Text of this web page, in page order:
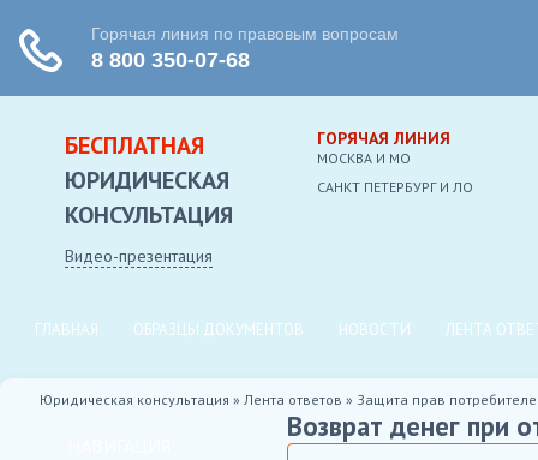
БЕСПЛАТНАЯ
ЮРИДИЧЕСКАЯ
КОНСУЛЬТАЦИЯ
Видео-презентация
ГОРЯЧАЯ ЛИНИЯ
МОСКВА И МО
CАНКТ ПЕТЕРБУРГ И ЛО
ГЛАВНАЯ ОБРАЗЦЫ ДОКУМЕНТОВ НОВОСТИ ЛЕНТА
Юридическая консультация » Лента ответов » Защита прав
Возврат денег при